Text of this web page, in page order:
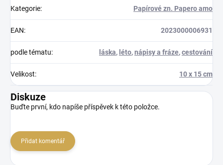
Kategorie: Papírové zn. Papero amo
EAN: 2023000006931
podle tématu: láska, léto,nápisy a fráze,cestování
Velikost: 10 x 15 cm
Diskuze
Buďte první, kdo napíše příspěvek k této položce.
Přidat komentář